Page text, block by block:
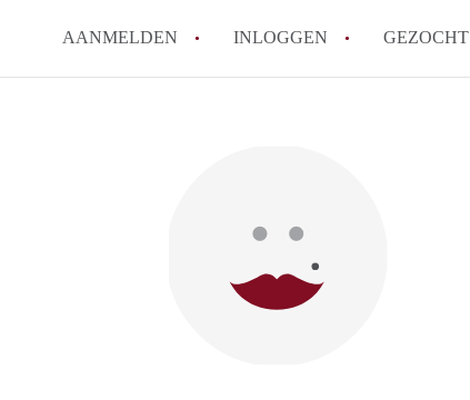
AANMELDEN INLOGGEN GEZOCHT